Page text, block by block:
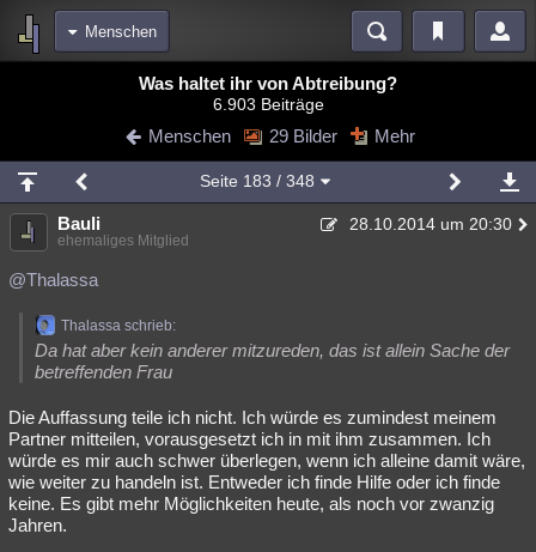
Menschen
Blogs Videos
Chat Wiki Neuigkeiten
meine Rubriken
Menschen Mystery Kriminalfälle
Spiritualität
Natur Umfragen
weitere Rubriken
Astronomie Helpdesk Gruppen Gaming Filme
Musik Clash Verbesserungen Allmystery English
Übersichten
Was haltet ihr von Abtreibung?
6.903 Beiträge
Menschen 29 Bilder Mehr
Seite 183 / 348
Bauli 28.10.2014 um 20:30
ehemaliges Mitglied
@Thalassa
Thalassa schrieb:
Da hat aber kein anderer mitzureden, das ist allein Sache der
betreffenden Frau
Die Auffassung teile ich nicht. Ich würde es zumindest meinem
Partner mitteilen, vorausgesetzt ich in mit ihm zusammen. Ich
würde es mir auch schwer überlegen, wenn ich alleine damit wäre,
wie weiter zu handeln ist. Entweder ich finde Hilfe oder ich finde
keine. Es gibt mehr Möglichkeiten heute, als noch vor zwanzig
Jahren.